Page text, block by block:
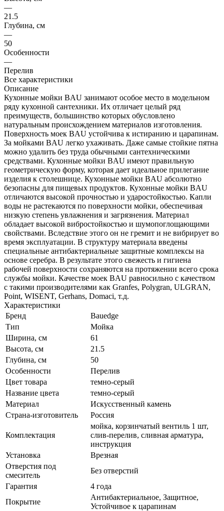
—
21.5
Глубина, см
—
50
Особенности
—
Перелив
Все характеристики
Описание
Кухонные мойки BAU занимают особое место в модельном
ряду кухонной сантехники. Их отличает целый ряд
преимуществ, большинство которых обусловлено
натуральным происхождением материалов изготовления.
Поверхность моек BAU устойчива к истиранию и царапинам.
За мойками BAU легко ухаживать. Даже самые стойкие пятна
можно удалить без труда обычными сантехническими
средствами. Кухонные мойки BAU имеют правильную
геометрическую форму, которая дает идеальное прилегание
изделия к столешнице. Кухонные мойки BAU абсолютно
безопасны для пищевых продуктов. Кухонные мойки BAU
отличаются высокой прочностью и ударостойкостью. Капли
воды не растекаются по поверхности мойки, обеспечивая
низкую степень увлажнения и загрязнения. Материал
обладает высокой вибростойкостью и шумопоглощающими
свойствами. Вследствие этого он не гремит и не вибрирует во
время эксплуатации. В структуру материала введены
специальные антибактериальные защитные комплексы на
основе серебра. В результате этого свежесть и гигиена
рабочей поверхности сохраняются на протяжении всего срока
службы мойки. Качестве моек BAU равносильно с качеством
с такими производителями как Granfes, Polygran, ULGRAN,
Point, WISENT, Gerhans, Domaci, т.д.
Характеристики
Бренд
Bauedge
Тип
Мойка
Ширина, см
61
Высота, см
21.5
Глубина, см
50
Особенности
Перелив
Цвет товара
темно-серый
Название цвета
темно-серый
Материал
Искусственный камень
Страна-изготовитель
Россия
Комплектация
мойка, корзинчатый вентиль 1 шт,
слив-перелив, сливная арматура,
инструкция
Установка
Врезная
Отверстия под
смеситель
Без отверстий
Гарантия
4 года
Покрытие
Антибактериальное, Защитное,
Устойчивое к царапинам